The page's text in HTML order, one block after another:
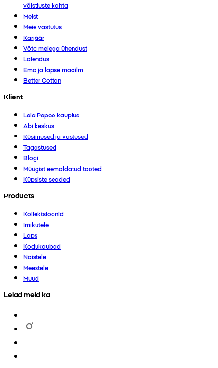
võistluste kohta
Meist
Meie vastutus
Karjäär
Võta meiega ühendust
Laiendus
Ema ja lapse maailm
Better Cotton
Klient
Leia Pepco kauplus
Abi keskus
Küsimused ja vastused
Tagastused
Blogi
Müügist eemaldatud tooted
Küpsiste seaded
Products
Kollektsioonid
Imikutele
Laps
Kodukaubad
Naistele
Meestele
Muud
Leiad meid ka